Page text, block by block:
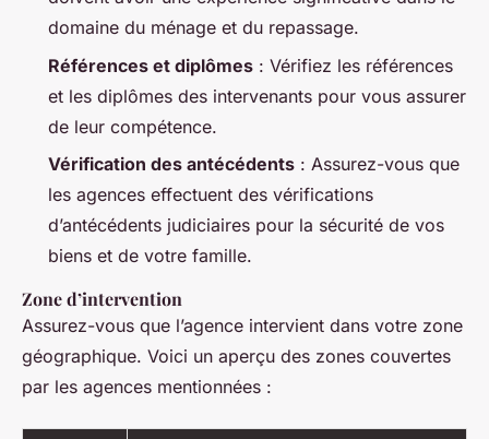
domaine du ménage et du repassage.
Références et diplômes : Vérifiez les références
et les diplômes des intervenants pour vous assurer
de leur compétence.
Vérification des antécédents : Assurez-vous que
les agences effectuent des vérifications
d’antécédents judiciaires pour la sécurité de vos
biens et de votre famille.
Zone d’intervention
Assurez-vous que l’agence intervient dans votre zone
géographique. Voici un aperçu des zones couvertes
par les agences mentionnées :